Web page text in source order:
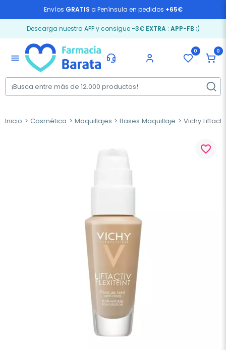
Envíos GRATIS a Península en pedidos +65€
Descarga nuestra APP y consigue -3€ EXTRA: APP-FB ;)
menu
0 0
Inicio Cosmética Maquillajes Bases Maquillaje Vichy
favorite_border